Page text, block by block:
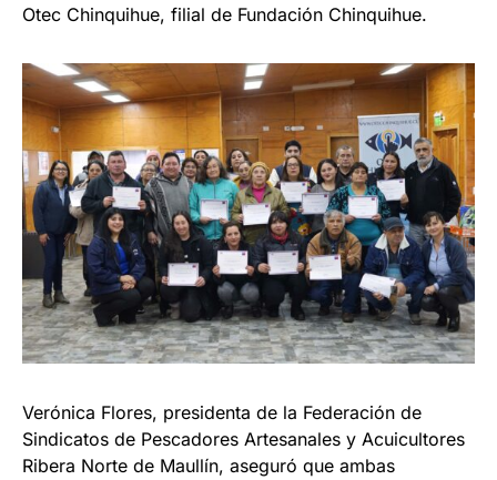
Otec Chinquihue, filial de Fundación Chinquihue.
Verónica Flores, presidenta de la Federación de
Sindicatos de Pescadores Artesanales y Acuicultores
Ribera Norte de Maullín, aseguró que ambas